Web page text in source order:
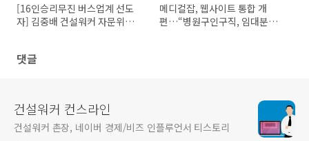
[16인승리무진 버스업계 선도
자] 김중배 건설워커 자문위원,
메디컬잡, 웹사이트 통합 개
편…“병원구인구직, 임대분양
댓글
건설워커 컨스라인
건설워커 촌장, 네이버 경제/비즈 인플루언서 티스토리